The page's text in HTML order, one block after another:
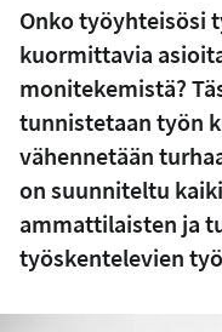
Onko työyhteisösi
kuormittavia
monitekemistä?
tunnistetaan työn
vähennetään
on suunniteltu
ammattilaisten ja
työskentelevien